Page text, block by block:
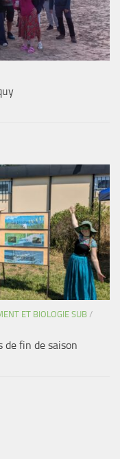
ET BIOLOGIE SUB/
de fin de saison